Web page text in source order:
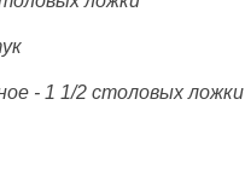
- 1 1/2 столовых ложки